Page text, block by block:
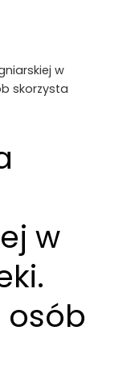
w
skorzysta
w
osób